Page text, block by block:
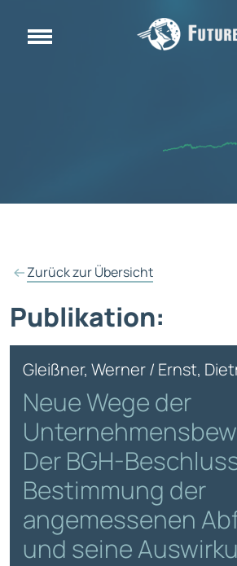
Zurück zur Übersicht
Publikation:
Gleißner, Werner / Ernst,
Neue Wege der
Der BGH-
Bestimmung der
angemessenen
und seine